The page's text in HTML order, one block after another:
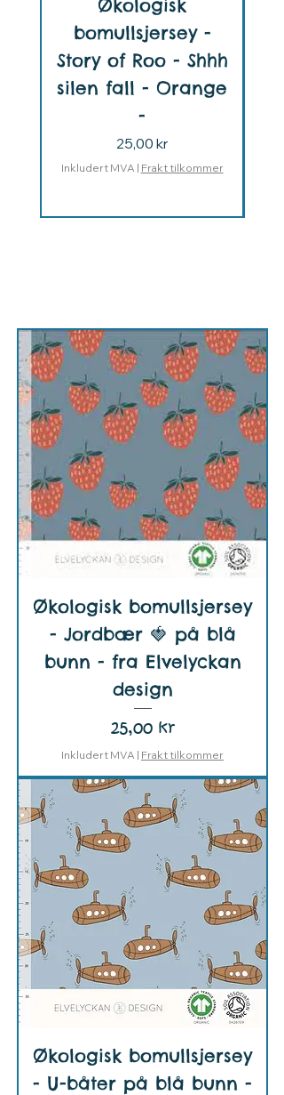
Økologisk
bomullsjersey -
Story of Roo - Shhh
silen fall - Orange
-
Pris
25,00 kr
Inkludert MVA | Frakt tilkommer
Økologisk bomullsjersey
- Jordbær 🍓 på blå
bunn - fra Elvelyckan
design
Pris
25,00 kr
Inkludert MVA | Frakt tilkommer
Økologisk bomullsjersey
- U-båter på blå bunn -